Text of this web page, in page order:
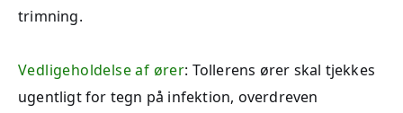
trimning.
Vedligeholdelse af ører: Tollerens ører skal tjekkes
ugentligt for tegn på infektion, overdreven